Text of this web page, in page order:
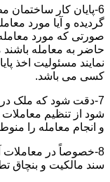
6-پایان کار
گردیده و آیا مورد
صورتی که مورد
حاضر به معامله باشند
نمایند مسئولیت اخذ
کسی می باشد.
7-دقت شود که ملک در
شود از تنظیم
و انجام معامله را
8-خصوصاً در معاملات
سند مالکیت و بنچاق